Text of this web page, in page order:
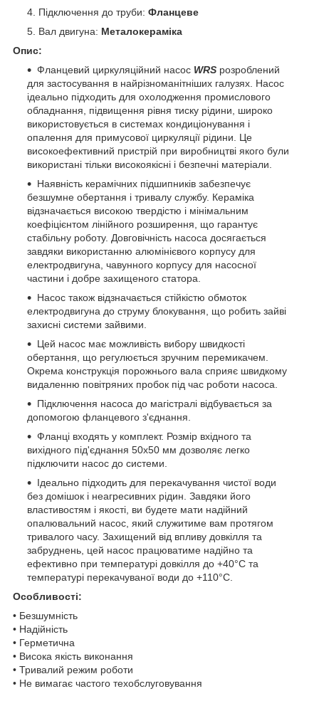
Підключення до труби: Фланцеве
Вал двигуна: Металокераміка
Опис:
Фланцевий циркуляційний насос WRS розроблений
для застосування в найрізноманітніших галузях. Насос
ідеально підходить для охолодження промислового
обладнання, підвищення рівня тиску рідини, широко
використовується в системах кондиціонування і
опалення для примусової циркуляції рідини. Це
високоефективний пристрій при виробництві якого були
використані тільки високоякісні і безпечні матеріали.
Наявність керамічних підшипників забезпечує
безшумне обертання і тривалу службу. Кераміка
відзначається високою твердістю і мінімальним
коефіцієнтом лінійного розширення, що гарантує
стабільну роботу. Довговічність насоса досягається
завдяки використанню алюмінієвого корпусу для
електродвигуна, чавунного корпусу для насосної
частини і добре захищеного статора.
Насос також відзначається стійкістю обмоток
електродвигуна до струму блокування, що робить зайві
захисні системи зайвими.
Цей насос має можливість вибору швидкості
обертання, що регулюється зручним перемикачем.
Окрема конструкція порожнього вала сприяє швидкому
видаленню повітряних пробок під час роботи насоса.
Підключення насоса до магістралі відбувається за
допомогою фланцевого з'єднання.
Фланці входять у комплект. Розмір вхідного та
вихідного під'єднання 50x50 мм дозволяє легко
підключити насос до системи.
Ідеально підходить для перекачування чистої води
без домішок і неагресивних рідин. Завдяки його
властивостям і якості, ви будете мати надійний
опалювальний насос, який служитиме вам протягом
тривалого часу. Захищений від впливу довкілля та
забруднень, цей насос працюватиме надійно та
ефективно при температурі довкілля до +40°C та
температурі перекачуваної води до +110°C.
Особливості:
• Безшумність
• Надійність
• Герметична
• Висока якість виконання
• Тривалий режим роботи
• Не вимагає частого техобслуговування